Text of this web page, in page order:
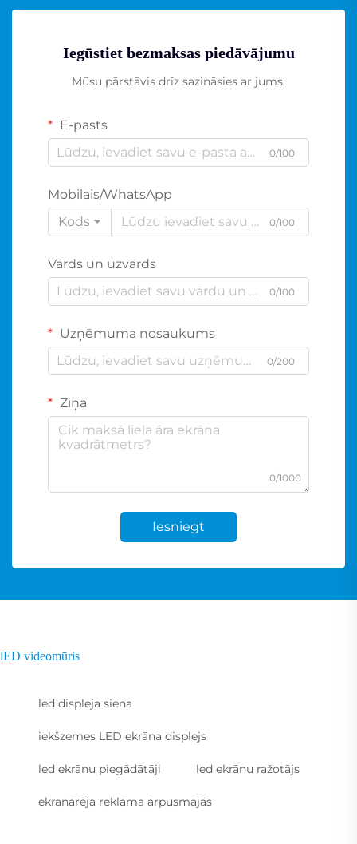
Iegūstiet bezmaksas piedāvājumu
Mūsu pārstāvis drīz sazināsies ar jums.
E-pasts
0/100
Mobilais/WhatsApp
Kods
0/100
Vārds un uzvārds
0/100
Uzņēmuma nosaukums
0/200
Ziņa
0/1000
Iesniegt
lED videomūris
led displeja siena
iekšzemes LED ekrāna displejs
led ekrānu piegādātāji led ekrānu ražotājs
ekranārēja reklāma ārpusmājās